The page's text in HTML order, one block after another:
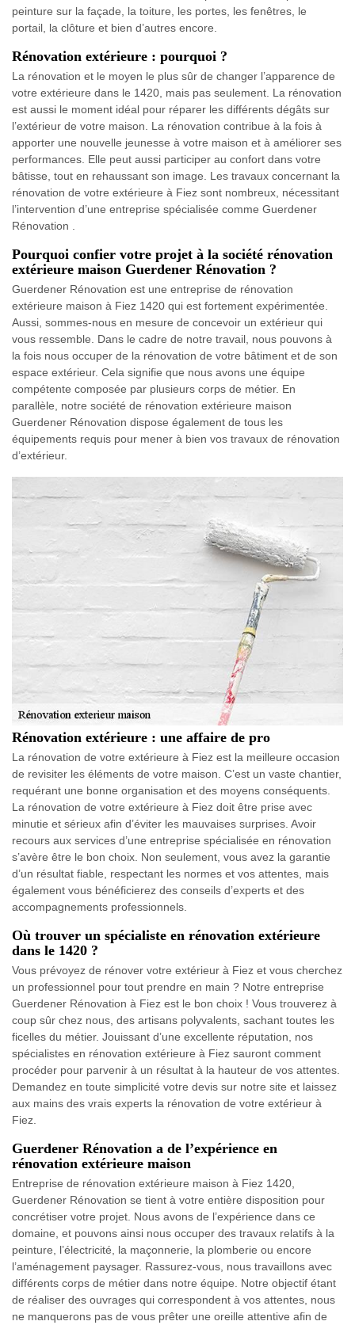
peinture sur la façade, la toiture, les portes, les fenêtres, le
portail, la clôture et bien d’autres encore.
Rénovation extérieure : pourquoi ?
La rénovation et le moyen le plus sûr de changer l’apparence de
votre extérieure dans le 1420, mais pas seulement. La rénovation
est aussi le moment idéal pour réparer les différents dégâts sur
l’extérieur de votre maison. La rénovation contribue à la fois à
apporter une nouvelle jeunesse à votre maison et à améliorer ses
performances. Elle peut aussi participer au confort dans votre
bâtisse, tout en rehaussant son image. Les travaux concernant la
rénovation de votre extérieure à Fiez sont nombreux, nécessitant
l’intervention d’une entreprise spécialisée comme Guerdener
Rénovation .
Pourquoi confier votre projet à la société rénovation
extérieure maison Guerdener Rénovation ?
Guerdener Rénovation est une entreprise de rénovation
extérieure maison à Fiez 1420 qui est fortement expérimentée.
Aussi, sommes-nous en mesure de concevoir un extérieur qui
vous ressemble. Dans le cadre de notre travail, nous pouvons à
la fois nous occuper de la rénovation de votre bâtiment et de son
espace extérieur. Cela signifie que nous avons une équipe
compétente composée par plusieurs corps de métier. En
parallèle, notre société de rénovation extérieure maison
Guerdener Rénovation dispose également de tous les
équipements requis pour mener à bien vos travaux de rénovation
d’extérieur.
Rénovation extérieure : une affaire de pro
La rénovation de votre extérieure à Fiez est la meilleure occasion
de revisiter les éléments de votre maison. C’est un vaste chantier,
requérant une bonne organisation et des moyens conséquents.
La rénovation de votre extérieure à Fiez doit être prise avec
minutie et sérieux afin d’éviter les mauvaises surprises. Avoir
recours aux services d’une entreprise spécialisée en rénovation
s’avère être le bon choix. Non seulement, vous avez la garantie
d’un résultat fiable, respectant les normes et vos attentes, mais
également vous bénéficierez des conseils d’experts et des
accompagnements professionnels.
Où trouver un spécialiste en rénovation extérieure
dans le 1420 ?
Vous prévoyez de rénover votre extérieur à Fiez et vous cherchez
un professionnel pour tout prendre en main ? Notre entreprise
Guerdener Rénovation à Fiez est le bon choix ! Vous trouverez à
coup sûr chez nous, des artisans polyvalents, sachant toutes les
ficelles du métier. Jouissant d’une excellente réputation, nos
spécialistes en rénovation extérieure à Fiez sauront comment
procéder pour parvenir à un résultat à la hauteur de vos attentes.
Demandez en toute simplicité votre devis sur notre site et laissez
aux mains des vrais experts la rénovation de votre extérieur à
Fiez.
Guerdener Rénovation a de l’expérience en
rénovation extérieure maison
Entreprise de rénovation extérieure maison à Fiez 1420,
Guerdener Rénovation se tient à votre entière disposition pour
concrétiser votre projet. Nous avons de l’expérience dans ce
domaine, et pouvons ainsi nous occuper des travaux relatifs à la
peinture, l’électricité, la maçonnerie, la plomberie ou encore
l’aménagement paysager. Rassurez-vous, nous travaillons avec
différents corps de métier dans notre équipe. Notre objectif étant
de réaliser des ouvrages qui correspondent à vos attentes, nous
ne manquerons pas de vous prêter une oreille attentive afin de